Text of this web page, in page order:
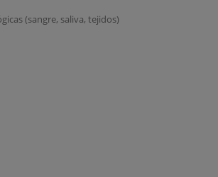
(sangre, saliva, tejidos)